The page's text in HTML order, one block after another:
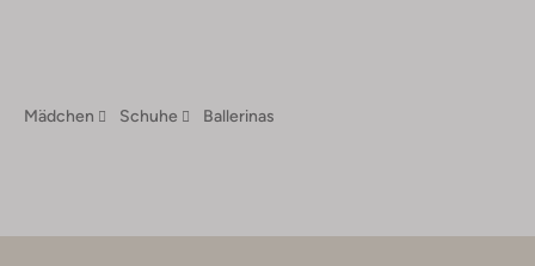
Mädchen Schuhe Ballerinas